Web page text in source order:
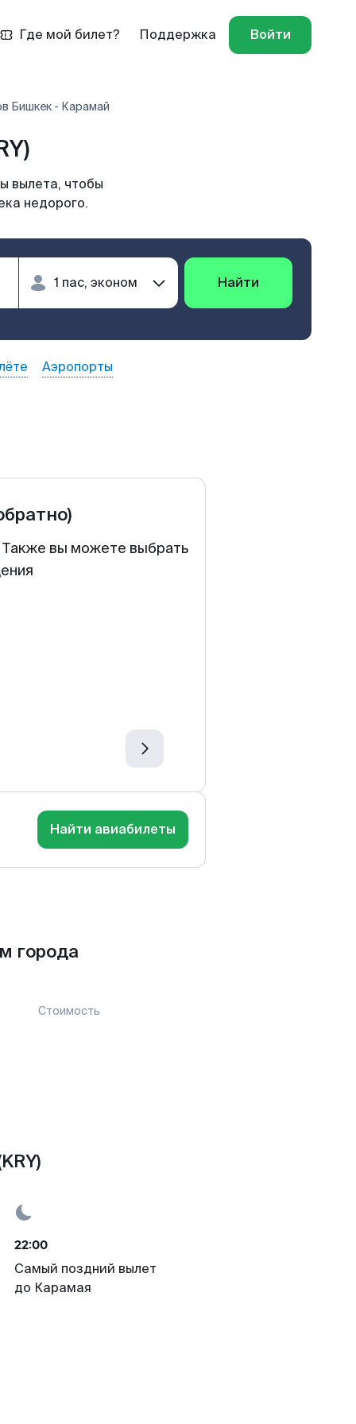
Где мой билет? Поддержка Войти
Бишкек - Карамай
вылета, чтобы
недорого.
Найти
Аэропорты
Также вы можете выбрать
Найти авиабилеты
города
Стоимость
22:00
Самый поздний вылет
до Карамая